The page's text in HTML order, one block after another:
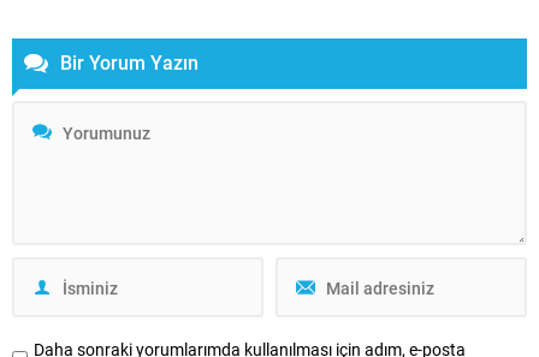
Bir Yorum Yazın
Daha sonraki yorumlarımda kullanılması için adım, e-posta